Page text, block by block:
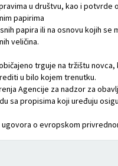
u društvu, kao i potvrde
papirima
papira ili na osnovu kojih se
veličina.
trguje na tržištu
u bilo kojem trenutku.
Agencije za nadzor za
sa propisima koji uređuju
ugovora o evropskom